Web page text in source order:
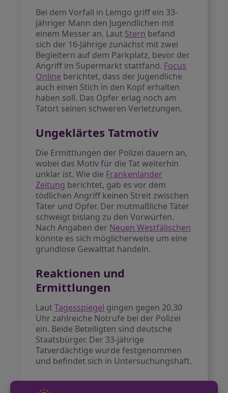
Bei dem Vorfall in Lemgo griff ein 33-
jähriger Mann den Jugendlichen mit
einem Messer an. Laut Stern befand
sich der 16-Jährige zunächst mit zwei
Begleitern auf dem Parkplatz, bevor der
Angriff im Supermarkt stattfand. Focus
Online berichtet, dass der Jugendliche
auch einen Stich in den Kopf erhalten
haben soll. Das Opfer erlag noch am
Tatort seinen schweren Verletzungen.
Ungeklärtes Tatmotiv
Die Ermittlungen der Polizei dauern an,
wobei das Motiv für die Tat weiterhin
unklar ist. Wie die Frankenlander
Zeitung berichtet, gab es vor dem
tödlichen Angriff keinen Streit zwischen
Täter und Opfer. Der mutmaßliche Täter
schweigt bislang zu den Vorwürfen.
Nach Angaben der Neuen Westfälischen
könnte es sich möglicherweise um eine
grundlose Gewalttat handeln.
Reaktionen und
Ermittlungen
LautTagesspiegel gingen gegen 20.30
Uhr zahlreiche Notrufe bei der Polizei
ein. Beide Beteiligten sind deutsche
Staatsbürger. Der 33-jährige
Tatverdächtige wurde festgenommen
und befindet sich in Untersuchungshaft.
Bedeutung für NRW